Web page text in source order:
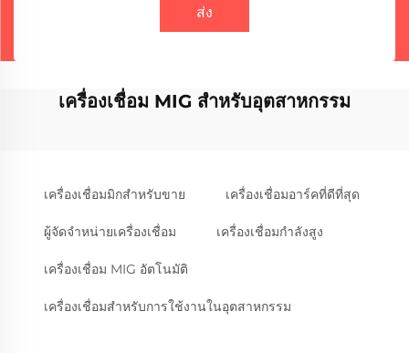
ส่ง
เครื่องเชื่อม MIG สำหรับอุตสาหกรรม
เครื่องเชื่อมมิกสำหรับขาย เครื่องเชื่อมอาร์คที่ดีที่สุด
ผู้จัดจำหน่ายเครื่องเชื่อม เครื่องเชื่อมกำลังสูง
เครื่องเชื่อม MIG อัตโนมัติ
เครื่องเชื่อมสำหรับการใช้งานในอุตสาหกรรม